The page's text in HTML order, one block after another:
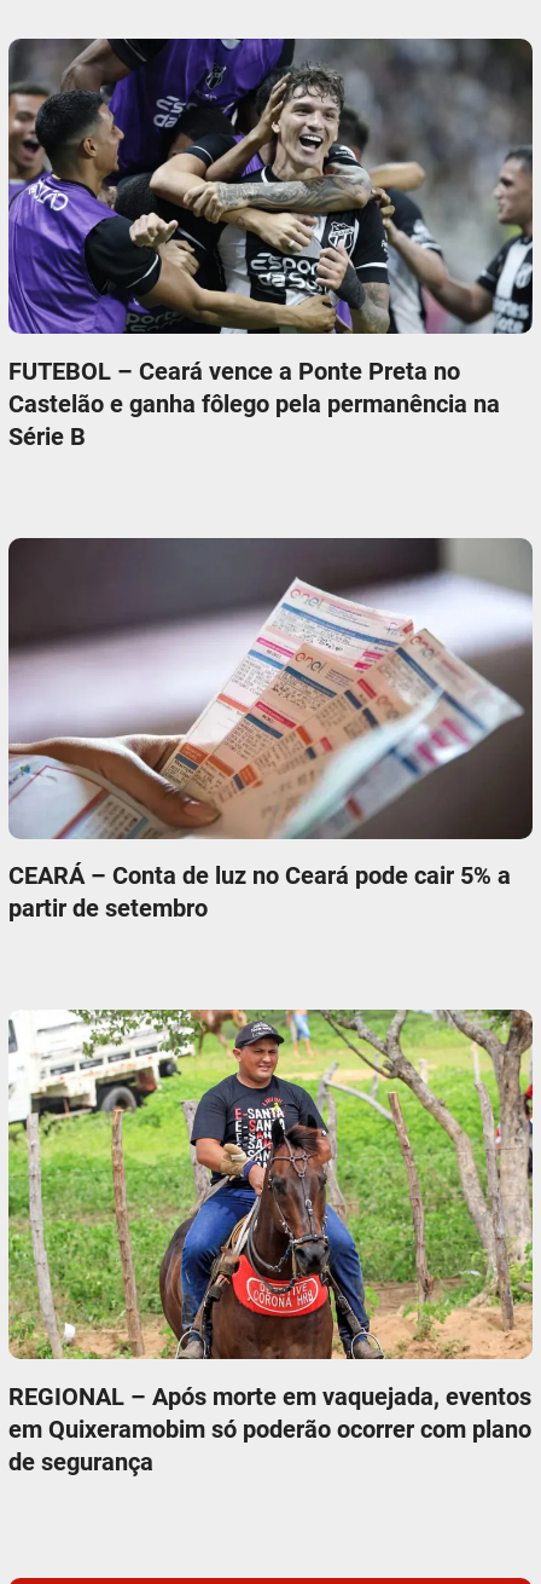
FUTEBOL – Ceará vence a Ponte Preta no
Castelão e ganha fôlego pela permanência na
Série B
CEARÁ – Conta de luz no Ceará pode cair 5% a
partir de setembro
REGIONAL – Após morte em vaquejada, eventos
em Quixeramobim só poderão ocorrer com plano
de segurança